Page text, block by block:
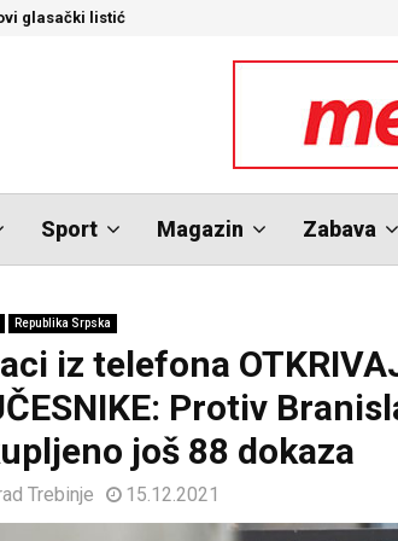
glasački listić
Sport Magazin Zabava
Republika Srpska
iz telefona
Protiv
još 88 dokaza
Trebinje 15.12.2021